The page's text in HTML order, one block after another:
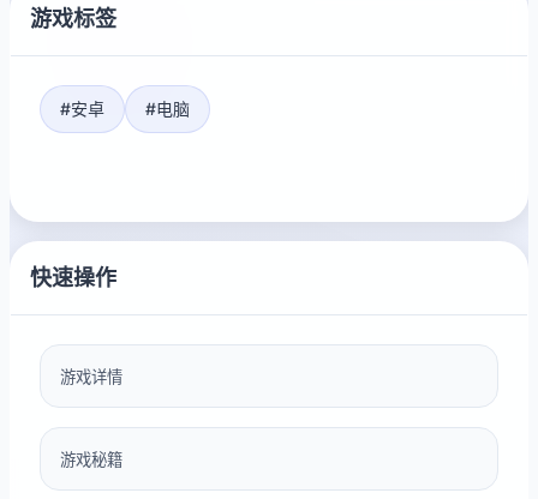
游戏标签
#安卓 #电脑
快速操作
游戏详情
游戏秘籍